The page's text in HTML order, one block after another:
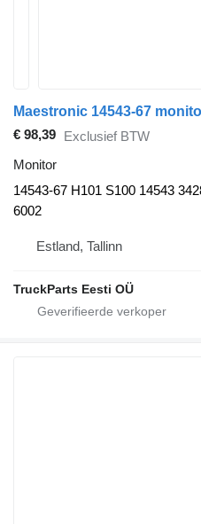
€ 98,39 Exclusief BTW
Monitor
14543-67 H101 S100 14543
6002
Estland, Tallinn
TruckParts Eesti OÜ